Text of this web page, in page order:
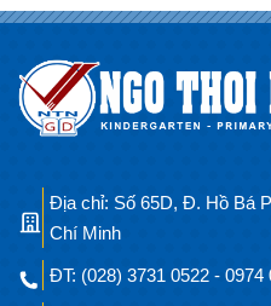
Địa chỉ: Số 65D, Đ. Hồ Bá
Chí Minh
ĐT: (028) 3731 0522 - 0974